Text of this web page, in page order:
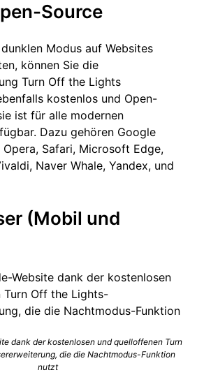
Source
Modus auf Websites
können Sie die
Turn Off the Lights
kostenlos und Open-
ist für alle modernen
Dazu gehören Google
Safari, Microsoft Edge,
Naver Whale, Yandex, und
(Mobil und
dank der kostenlosen und quelloffenen Turn
die die Nachtmodus-Funktion
nutzt